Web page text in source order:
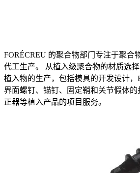
FORÉCREU 的聚合物部门专注于聚合
代工生产。 从植入级聚合物的材质选择
植入物的生产，包括模具的开发设计，
界面螺钉、锚钉、固定鞘和关节假体的
正器等植入产品的项目服务。